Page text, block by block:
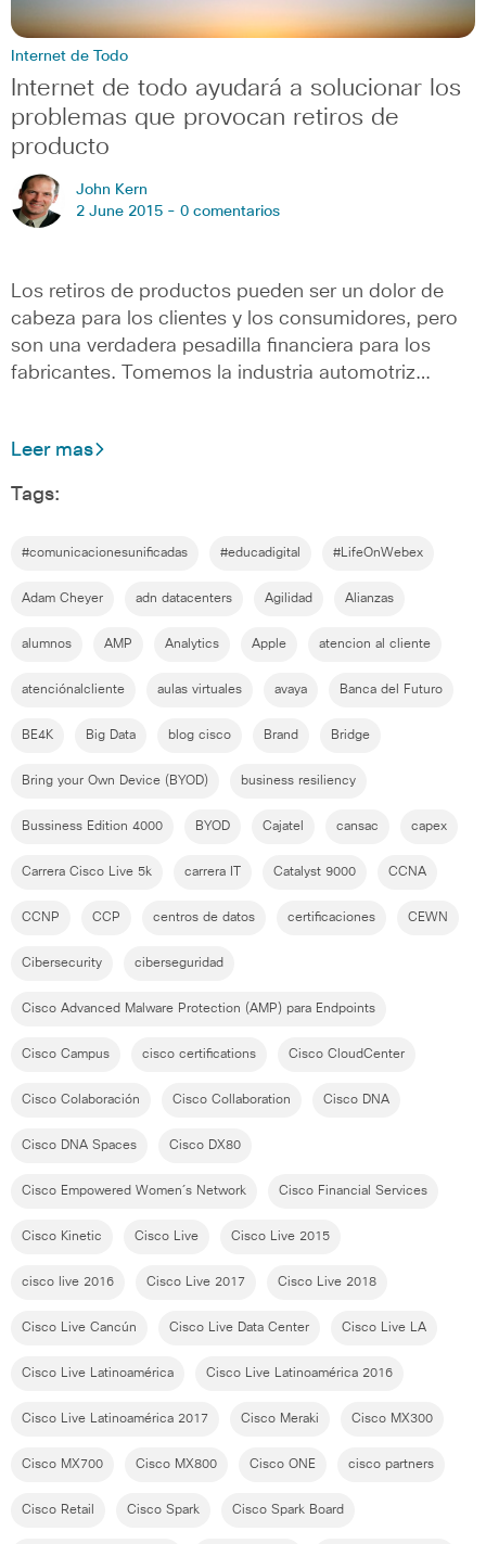
Internet de Todo
Internet de todo ayudará a solucionar los
problemas que provocan retiros de
producto
John Kern
2 June 2015 - 0 comentarios
Los retiros de productos pueden ser un dolor de
cabeza para los clientes y los consumidores, pero
son una verdadera pesadilla financiera para los
fabricantes. Tomemos la industria automotriz…
Leer mas
Tags:
#comunicacionesunificadas #educadigital #LifeOnWebex
Adam Cheyer adn datacenters Agilidad Alianzas
alumnos AMP Analytics Apple atencion al cliente
atenciónalcliente aulas virtuales avaya Banca del Futuro
BE4K Big Data blog cisco Brand Bridge
Bring your Own Device (BYOD) business resiliency
Bussiness Edition 4000 BYOD Cajatel cansac capex
Carrera Cisco Live 5k carrera IT Catalyst 9000 CCNA
CCNP CCP centros de datos certificaciones CEWN
Cibersecurity ciberseguridad
Cisco Advanced Malware Protection (AMP) para Endpoints
Cisco Campus cisco certifications Cisco CloudCenter
Cisco Colaboración Cisco Collaboration Cisco DNA
Cisco DNA Spaces Cisco DX80
Cisco Empowered Women´s Network Cisco Financial Services
Cisco Kinetic Cisco Live Cisco Live 2015
cisco live 2016 Cisco Live 2017 Cisco Live 2018
Cisco Live Cancún Cisco Live Data Center Cisco Live LA
Cisco Live Latinoamérica Cisco Live Latinoamérica 2016
Cisco Live Latinoamérica 2017 Cisco Meraki Cisco MX300
Cisco MX700 Cisco MX800 Cisco ONE cisco partners
Cisco Retail Cisco Spark Cisco Spark Board